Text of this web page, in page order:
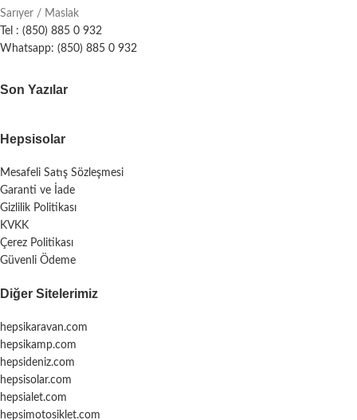
Sarıyer / Maslak
Tel : (850) 885 0 932
Whatsapp: (850) 885 0 932
Son Yazılar
Hepsisolar
Mesafeli Satış Sözleşmesi
Garanti ve İade
Gizlilik Politikası
KVKK
Çerez Politikası
Güvenli Ödeme
Diğer Sitelerimiz
hepsikaravan.com
hepsikamp.com
hepsideniz.com
hepsisolar.com
hepsialet.com
hepsimotosiklet.com